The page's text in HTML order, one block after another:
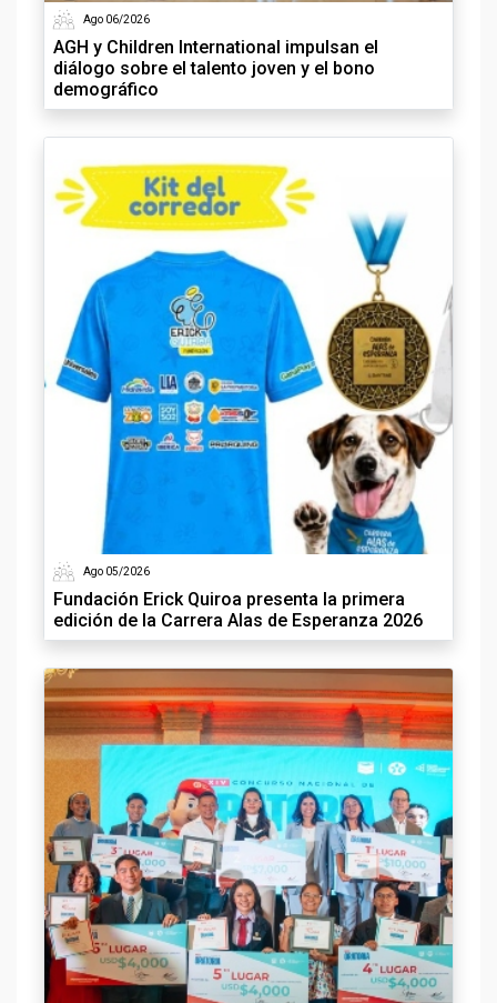
Ago 06/2026
AGH y Children International impulsan el
diálogo sobre el talento joven y el bono
demográfico
Ago 05/2026
Fundación Erick Quiroa presenta la primera
edición de la Carrera Alas de Esperanza 2026